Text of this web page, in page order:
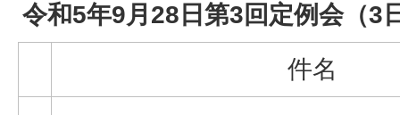
令和5年9月28日第3回定例会（3
件名